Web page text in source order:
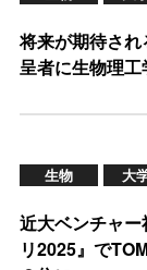
将来が期待さ
呈者に生物理工
生物 大
近大ベンチャ
リ2025』で